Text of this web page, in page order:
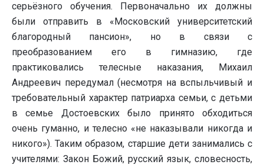
серьёзного обучения. Первоначально их должны
были отправить в «Московский университетский
благородный пансион», но в связи с
преобразованием его в гимназию, где
практиковались телесные наказания, Михаил
Андреевич передумал (несмотря на вспыльчивый и
требовательный характер патриарха семьи, с детьми
в семье Достоевских было принято обходиться
очень гуманно, и телесно «не наказывали никогда и
никого»). Таким образом, старшие дети занимались с
учителями: Закон Божий, русский язык, словесность,